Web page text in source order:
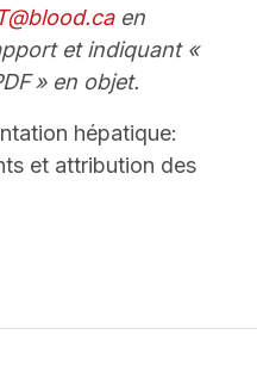
en
et indiquant «
» en objet.
hépatique:
et attribution des